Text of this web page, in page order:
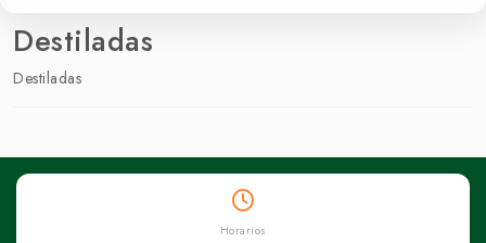
Destiladas
Destiladas
Horarios